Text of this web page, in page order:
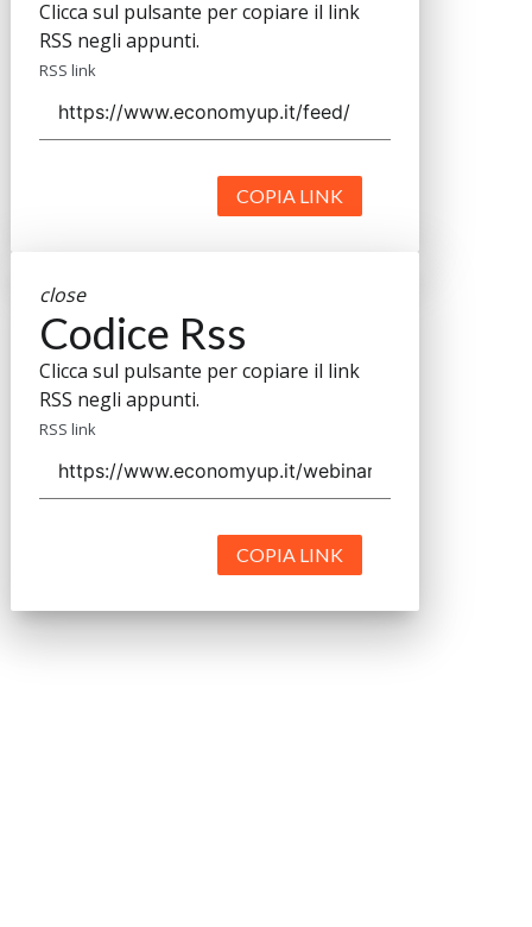
Clicca sul pulsante per copiare il link
RSS negli appunti.
RSS link
COPIA LINK
close
Codice Rss
Clicca sul pulsante per copiare il link
RSS negli appunti.
RSS link
COPIA LINK